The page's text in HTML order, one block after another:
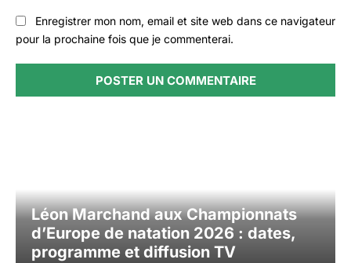
Enregistrer mon nom, email et site web dans ce navigateur
pour la prochaine fois que je commenterai.
Léon Marchand aux Championnats
d’Europe de natation 2026 : dates,
programme et diffusion TV